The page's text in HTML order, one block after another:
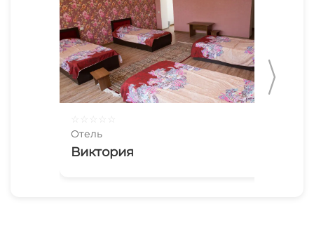
Отель
Виктория